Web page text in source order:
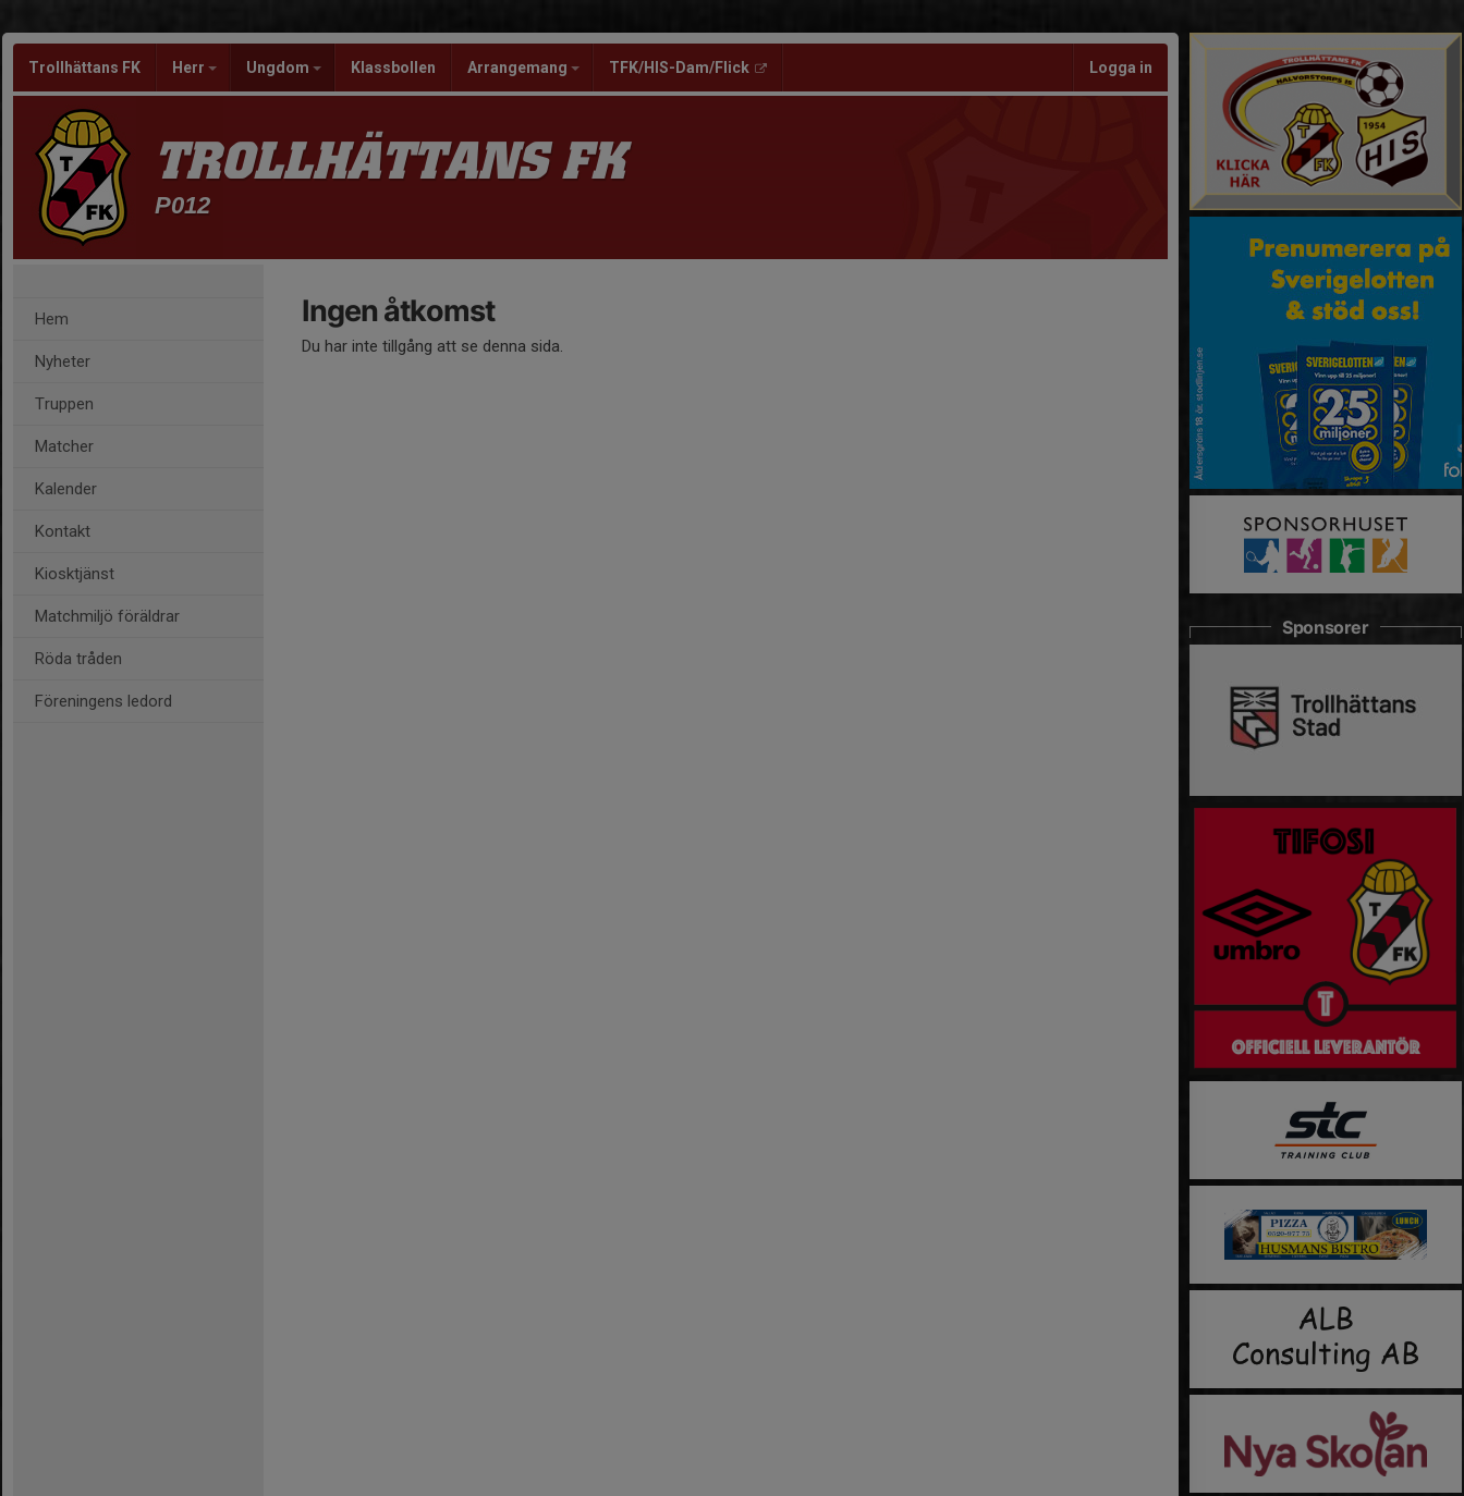
Trollhättans FK Herr Ungdom Klassbollen Arrangemang TFK/HIS-Dam/Flick Logga in
TROLLHÄTTANS FK
P012
Hem
Nyheter
Truppen
Matcher
Kalender
Kontakt
Kiosktjänst
Matchmiljö föräldrar
Röda tråden
Föreningens ledord
Ingen åtkomst
Du har inte tillgång att se denna sida.
Sponsorer